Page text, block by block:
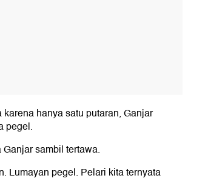
hanya satu putaran, Ganjar
pegel.
sambil tertawa.
Lumayan pegel. Pelari kita ternyata